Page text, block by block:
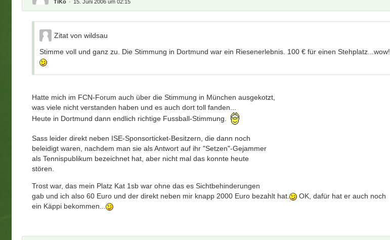
TiKo 15. Juni 2006 um 02:15
Zitat von wildsau
Stimme voll und ganz zu. Die Stimmung in Dortmund war ein Riesenerlebnis. 100 € für einen Stehplatz...wow!
Hatte mich im FCN-Forum auch über die Stimmung in München ausgekotzt,
was viele nicht verstanden haben und es auch dort toll fanden...
Heute in Dortmund dann endlich richtige Fussball-Stimmung.
Sass leider direkt neben ISE-Sponsorticket-Besitzern, die dann noch
beleidigt waren, nachdem man sie als Antwort auf ihr "Setzen"-Gejammer
als Tennispublikum bezeichnet hat, aber nicht mal das konnte heute
stören.
Trost war, das mein Platz Kat 1sb war ohne das es Sichtbehinderungen
gab und ich also 60 Euro und der direkt neben mir knapp 2000 Euro bezahlt hat.
OK, dafür hat er auch noch
ein Käppi bekommen...